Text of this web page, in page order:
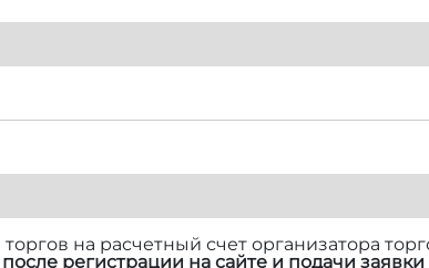
на расчетный счет организатора
после регистрации на сайте и подачи заявки